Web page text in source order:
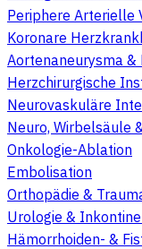
Periphere Arterielle
Koronare
Aortenaneurysma
Herzchirurgische
Neurovaskuläre
Neuro, Wirbelsäule
Onkologie-Ablation
Embolisation
Orthopädie &
Urologie &
Hämorrhoiden- &